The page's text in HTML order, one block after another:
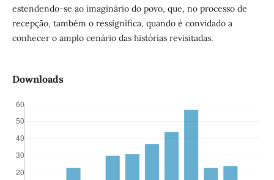
estendendo-se ao imaginário do povo, que, no processo de
recepção, também o ressignifica, quando é convidado a
conhecer o amplo cenário das histórias revisitadas.
Downloads